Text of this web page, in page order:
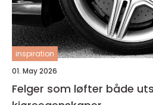
inspiration
01. May 2026
Felger som løfter både